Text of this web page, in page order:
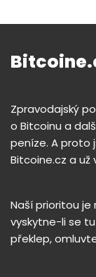
Zpravodajský
o Bitcoinu a
peníze. A proto
Bitcoine.cz a už
Naší prioritou
vyskytne-li se
překlep,